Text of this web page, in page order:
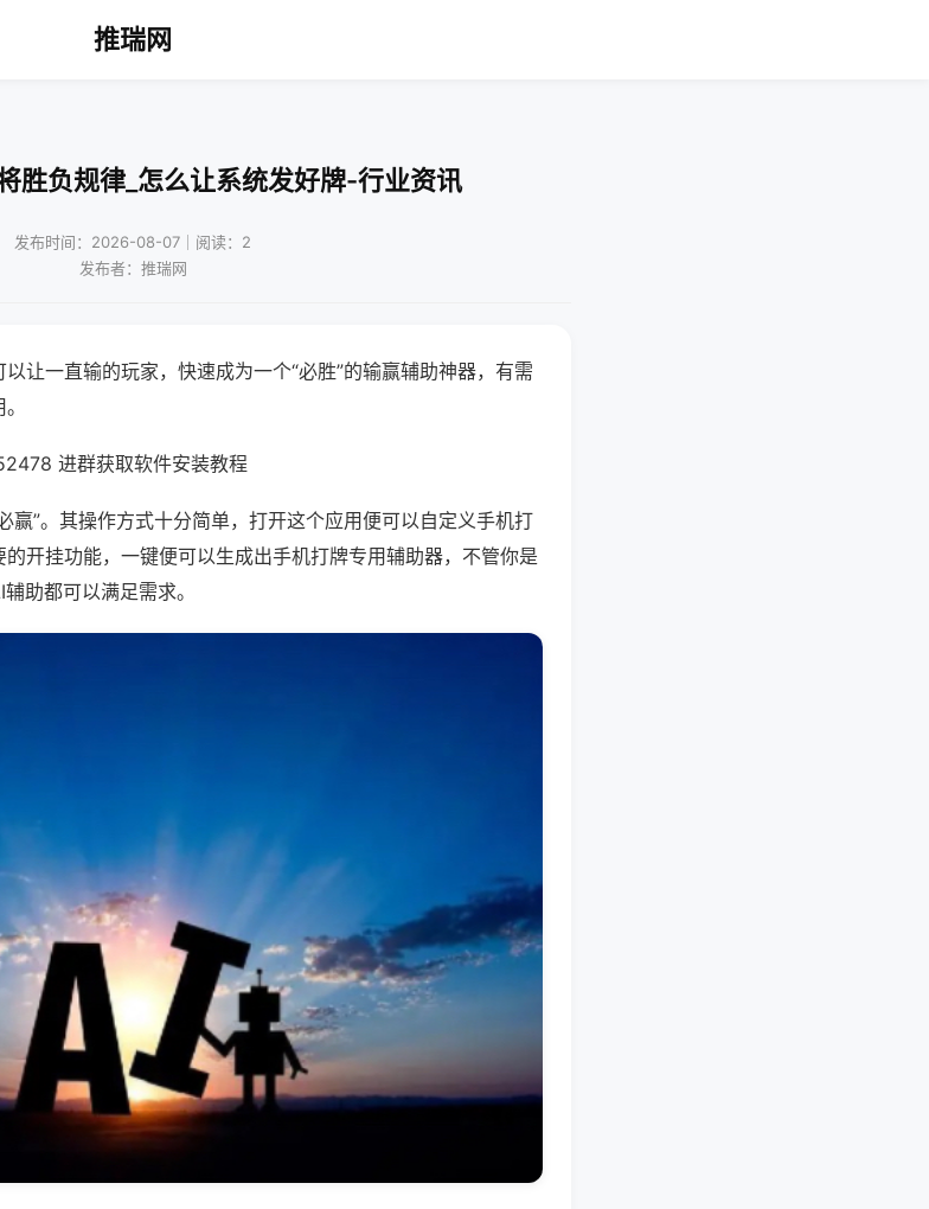
推瑞网
胜负规律_怎么让系统发好牌-行业资讯
发布时间：2026-08-07｜阅读：2
发布者：推瑞网
让一直输的玩家，快速成为一个“必胜”的输赢辅助神器，有需
进群获取软件安装教程
赢”。其操作方式十分简单，打开这个应用便可以自定义手机打
开挂功能，一键便可以生成出手机打牌专用辅助器，不管你是
助都可以满足需求。